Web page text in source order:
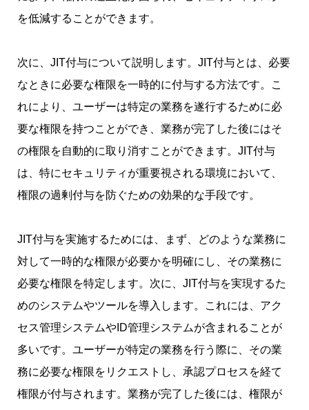
を低減することができます。
次に、JIT付与について説明します。JIT付与とは、必要
なときに必要な権限を一時的に付与する方法です。こ
れにより、ユーザーは特定の業務を遂行するために必
要な権限を持つことができ、業務が完了した後にはそ
の権限を自動的に取り消すことができます。JIT付与
は、特にセキュリティが重要視される環境において、
権限の過剰付与を防ぐための効果的な手段です。
JIT付与を実施するためには、まず、どのような業務に
対して一時的な権限が必要かを明確にし、その業務に
必要な権限を特定します。次に、JIT付与を実現するた
めのシステムやツールを導入します。これには、アク
セス管理システムやID管理システムが含まれることが
多いです。ユーザーが特定の業務を行う際に、その業
務に必要な権限をリクエストし、承認プロセスを経て
権限が付与されます。業務が完了した後には、権限が